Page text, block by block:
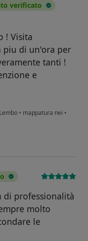
verificato
! Visita
piu di un'ora per
tanti !
e
• mappatura nei •
di professionalità
molto
le